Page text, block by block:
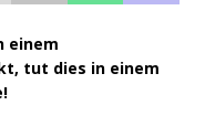
einem
tut dies in einem